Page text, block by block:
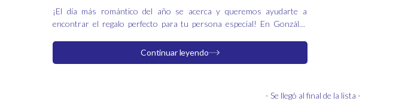
¡El día más romántico del año se acerca y queremos ayudarte a
encontrar el regalo perfecto para tu persona especial! En González
obsequios que harán que este día de los enamorados sea inolvidable.
Continuar leyendo
- Se llegó al final de la lista -